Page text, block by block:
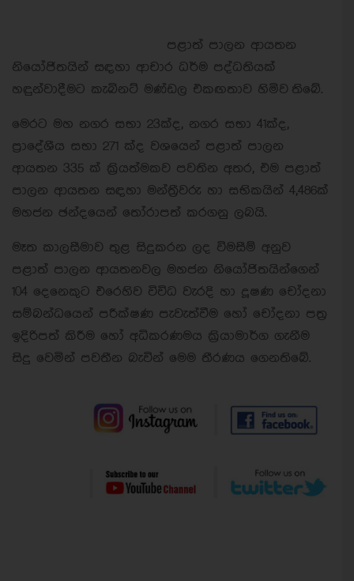
පළාත් පාලන ආයතන
නියෝජිතයින් සඳහා ආචාර ධර්ම පද්ධතියක්
හඳුන්වාදීමට කැබිනට් මණ්ඩල එකඟතාව හිමිව තිබේ.
මෙරට මහ නගර සභා 23ක්ද, නගර සභා 41ක්ද,
ප්‍රාදේශීය සභා 271 ක්ද වශයෙන් පළාත් පාලන
ආයතන 335 ක් ක්‍රියත්මකව පවතින අතර, එම පළාත්
පාලන ආයතන සඳහා මන්ත්‍රීවරු හා සභිකයින් 4,486ක්
මහජන ඡන්දයෙන් තෝරාපත් කරගනු ලබයි.
මෑත කාලසීමාව තුළ සිදුකරන ලද විමසීම් අනුව
පළාත් පාලන ආයතනවල මහජන නියෝජිතයින්ගෙන්
104 දෙනෙකුට එරෙහිව විවිධ වැරදි හා දූෂණ චෝදනා
සම්බන්ධයෙන් පරීක්ෂණ පැවැත්වීම හෝ චෝදනා පත්‍ර
ඉදිරිපත් කිරීම හෝ අධිකරණමය ක්‍රියාමාර්ග ගැනීම
සිදු වෙමින් පවතීන බැවින් මෙම තීරණය ගෙනතිබේ.